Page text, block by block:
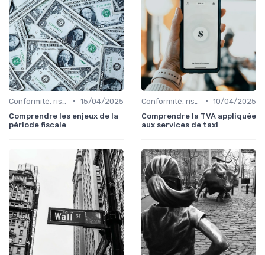
• 15/04/2025
Comprendre les enjeux de la
période fiscale
• 10/04/2025
Comprendre la TVA appliquée
aux services de taxi